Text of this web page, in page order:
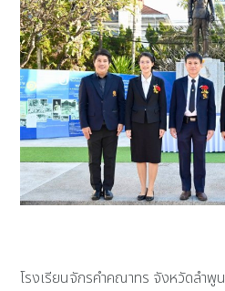
โรงเรียนจักรคำคณาทร จังหวัดลำพูน